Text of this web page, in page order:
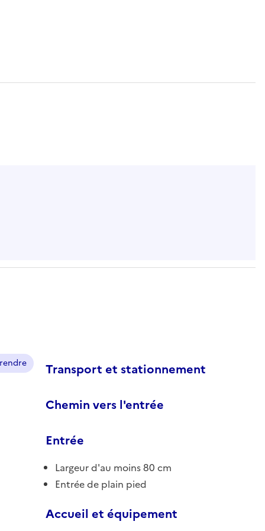
Transport et stationnement
Chemin vers l'entrée
Entrée
Largeur d'au moins 80 cm
Entrée de plain pied
Accueil et équipement